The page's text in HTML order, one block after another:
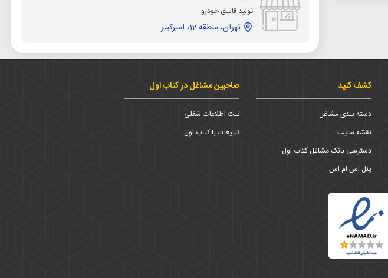
تولید قالپاق خودرو
تهران، منطقه 12، امیرکبیر
کشف کنید
دسته بندی مشاغل
نقشه سایت
دسترسی بانک مشاغل کتاب اول
پنل اس ام اس
صاحبین مشاغل در کتاب اول
ثبت اطلاعات شغلی
تبلیغات با کتاب اول